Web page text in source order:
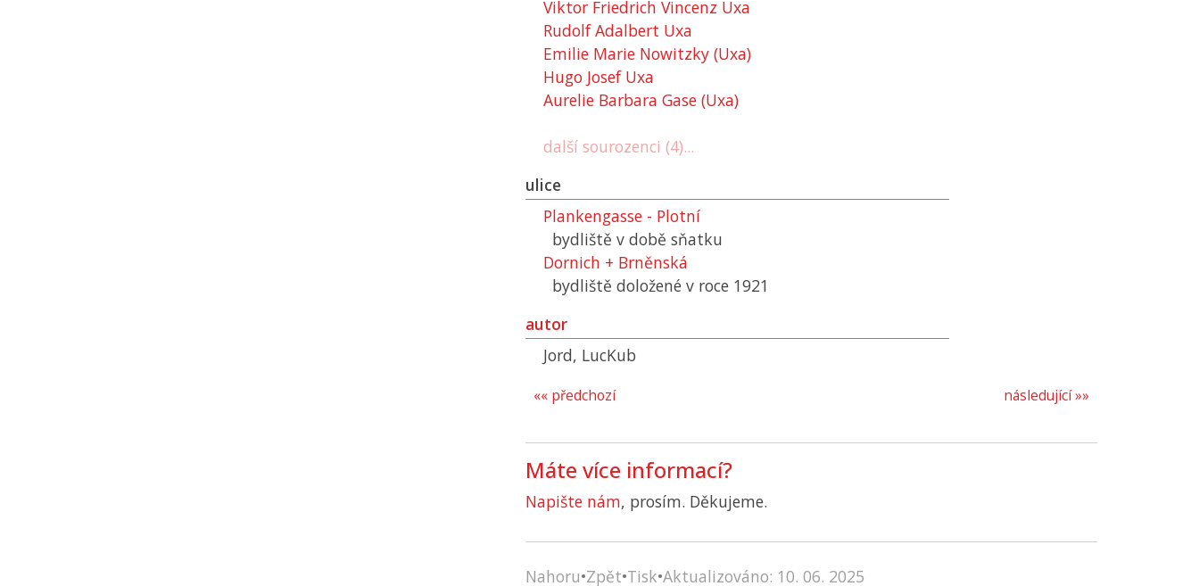
Viktor Friedrich Vincenz Uxa
Rudolf Adalbert Uxa
Emilie Marie Nowitzky (Uxa)
Hugo Josef Uxa
Aurelie Barbara Gase (Uxa)
další sourozenci (4)...
ulice
Plankengasse - Plotní
bydliště v době sňatku
Dornich + Brněnská
bydliště doložené v roce 1921
autor
Jord, LucKub
následující »»
«« předchozí
Máte více informací?
Napište nám, prosím. Děkujeme.
Nahoru•Zpět•Tisk•Aktualizováno: 10. 06. 2025